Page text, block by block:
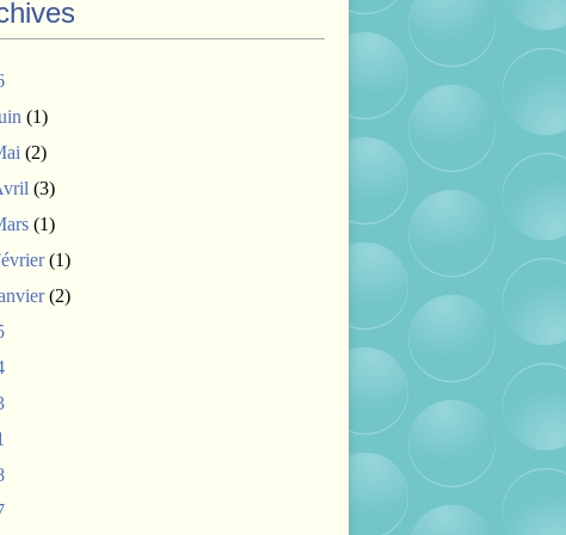
(1)
(2)
(3)
(1)
(1)
(2)